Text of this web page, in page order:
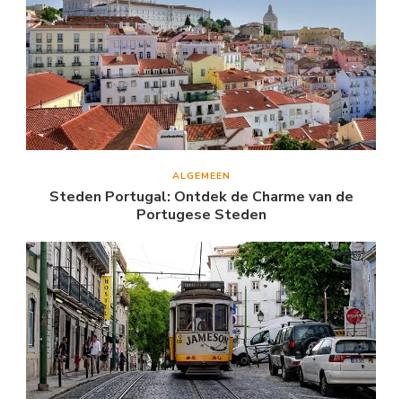
ALGEMEEN
Steden Portugal: Ontdek de Charme van de
Portugese Steden